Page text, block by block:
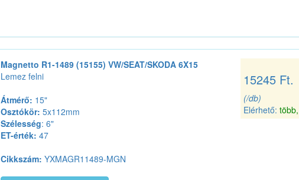
Magnetto R1-1489 (15155) VW/SEAT/SKODA 6X15
Lemez felni
Átmérő: 15"
Osztókör: 5x112mm
Szélesség: 6"
ET-érték: 47
Cikkszám: YXMAGR11489-MGN
15245 Ft.
(/db)
Elérhető: